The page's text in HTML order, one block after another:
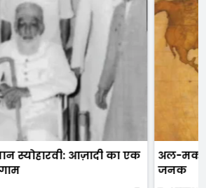
स्योहारवी: आज़ादी का एक
अल-
जनक